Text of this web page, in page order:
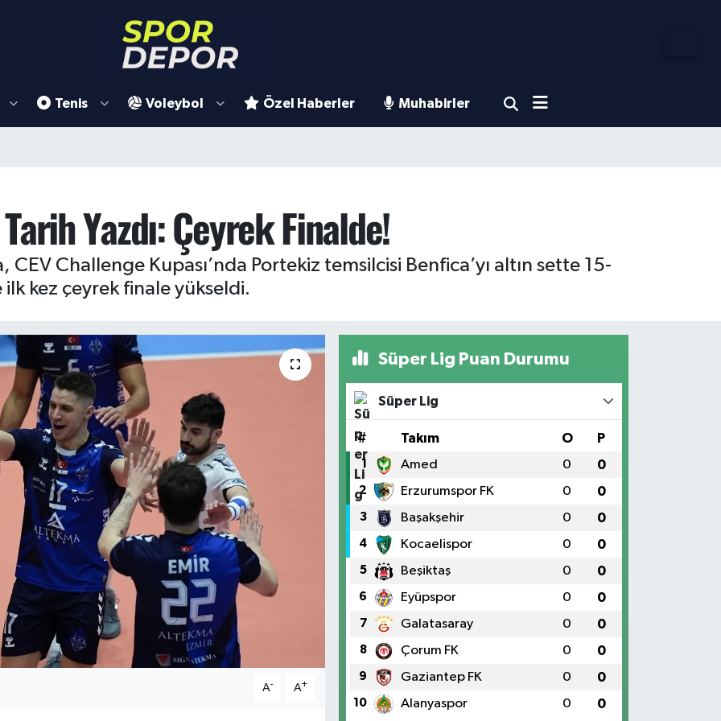
Tenis Voleybol Özel Haberler Muhabirler
Yazdı: Çeyrek Finalde!
Challenge Kupası’nda Portekiz temsilcisi Benfica’yı altın sette 15-
kez çeyrek finale yükseldi.
A- A+
Süper Lig Puan Durumu
Süper Lig
# Takım O P
1 Amed 0 0
2 Erzurumspor FK 0 0
3 Başakşehir 0 0
4 Kocaelispor 0 0
5 Beşiktaş 0 0
6 Eyüpspor 0 0
7 Galatasaray 0 0
8 Çorum FK 0 0
9 Gaziantep FK 0 0
10 Alanyaspor 0 0